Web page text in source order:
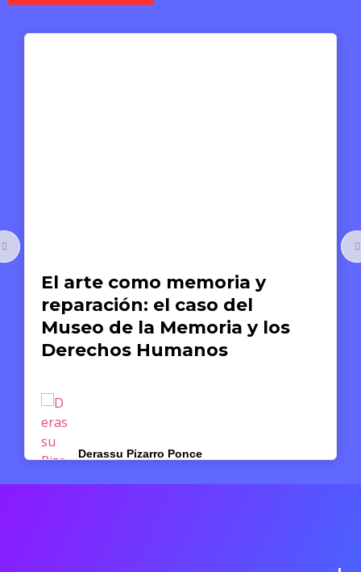
El arte como memoria y
reparación: el caso del
Museo de la Memoria y los
Derechos Humanos
Derassu Pizarro Ponce